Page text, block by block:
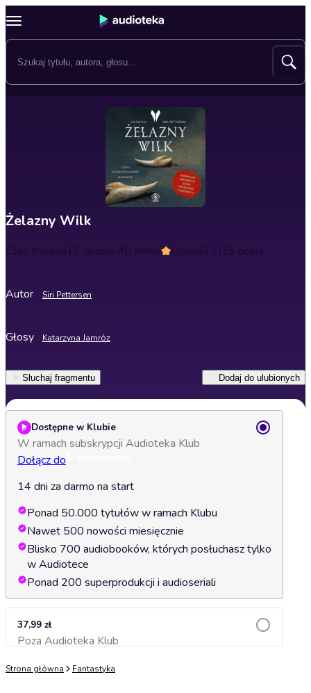
Żelazny Wilk
Czas trwania17 godzin 40 minut Ocena3.7(19 ocen)
Autor Siri Pettersen
Głosy Katarzyna Jamróz
Słuchaj fragmentu Dodaj do ulubionych
Dostępne w Klubie
W ramach subskrypcji Audioteka Klub
Dołącz do
14 dni za darmo na start
Ponad 50.000 tytułów w ramach Klubu
Nawet 500 nowości miesięcznie
Blisko 700 audiobooków, których posłuchasz tylko
w Audiotece
Ponad 200 superprodukcji i audioseriali
37,99 zł
Poza Audioteka KlubDodaj do koszyka
Strona główna Fantastyka